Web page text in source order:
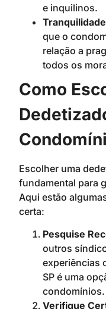
e inquilinos.
que o
relação a
todos os
Como
Escolher uma
fundamental para
Aqui estão
certa:
Pesquise
outros
experiências
SP é uma
condomínios.
Verifique